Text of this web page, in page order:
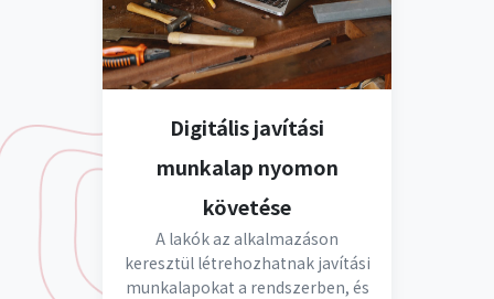
Digitális javítási
munkalap nyomon
követése
A lakók az alkalmazáson
keresztül létrehozhatnak javítási
munkalapokat a rendszerben, és